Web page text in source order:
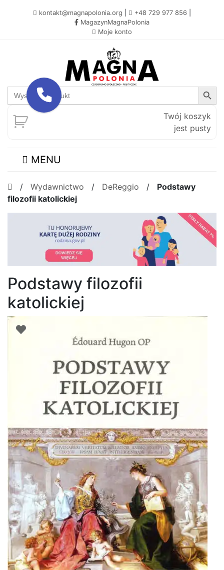
kontakt@magnapolonia.org +48 729 977 856
MagazynMagnaPolonia
Moje konto
Search
for:
Search Button
Twój koszyk
jest pusty
MENU
/ Wydawnictwo / DeReggio / Podstawy
filozofii katolickiej
Podstawy filozofii
katolickiej